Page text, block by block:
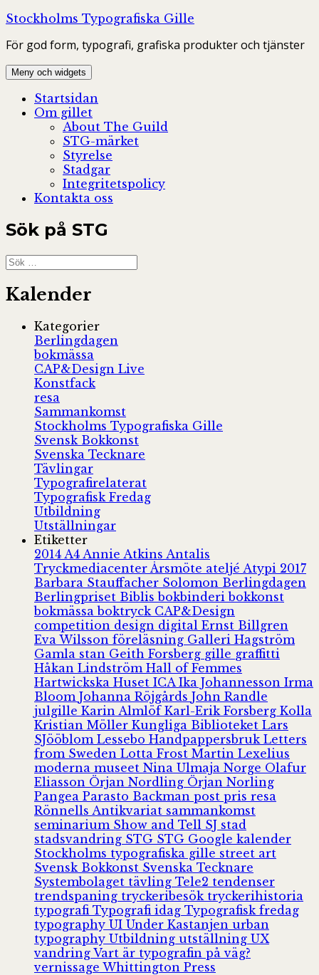
Hoppa
innehåll
Stockholms Typografiska Gille
För god form, typografi, grafiska produkter och tjänster
Meny och widgets
Startsidan
Om gillet
About The Guild
STG-märket
Styrelse
Stadgar
Integritetspolicy
Kontakta oss
Sök på STG
Sök
efter:
Kalender
Kategorier
Berlingdagen
bokmässa
CAP&Design Live
Konstfack
resa
Sammankomst
Stockholms Typografiska Gille
Svensk Bokkonst
Svenska Tecknare
Tävlingar
Typografirelaterat
Typografisk Fredag
Utbildning
Utställningar
Etiketter
2014 A4 Annie Atkins Antalis
Tryckmediacenter Årsmöte ateljé Atypi 2017
Barbara Stauffacher Solomon Berlingdagen
Berlingpriset Biblisbokbinderibokkonst
bokmässaboktryck CAP&Design
competition design digital Ernst Billgren
Eva Wilsson föreläsning Galleri Hagström
Gamla stan Geith Forsberg gille graffitti
Håkan Lindström Hall of Femmes
Hartwickska Huset ICA Ika Johannesson Irma
Bloom Johanna Röjgårds John Randle
julgille Karin Almlöf Karl-Erik Forsberg Kolla
Kristian Möller Kungliga Biblioteket Lars
SJööblom Lessebo Handpappersbruk Letters
from Sweden Lotta Frost Martin Lexelius
moderna museet Nina Ulmaja Norge Olafur
Eliasson Örjan Nordling Örjan Norling
Pangea Parasto Backman post pris resa
Rönnells Antikvariat sammankomst
seminarium Show and Tell SJ stad
stadsvandring STG STG Google kalender
Stockholms typografiska gille street art
Svensk Bokkonst Svenska Tecknare
Systembolaget tävling Tele2 tendenser
trendspaning tryckeribesök tryckerihistoria
typografi Typografi idag Typografisk fredag
typography UI Under Kastanjen urban
typography Utbildning utställning UX
vandring Vart är typografin på väg?
vernissage Whittington Press